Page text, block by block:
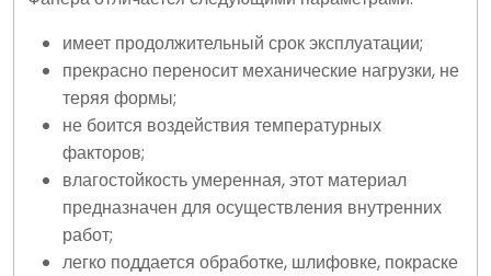
имеет продолжительный срок эксплуатации;
прекрасно переносит механические нагрузки, не
теряя формы;
не боится воздействия температурных
факторов;
влагостойкость умеренная, этот материал
предназначен для осуществления внутренних
работ;
легко поддается обработке, шлифовке, покраске